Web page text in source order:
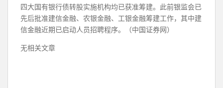
四大国有银行债转股实施机构均已获准筹建。此前银监会已
先后批准建信金融、农银金融、工银金融筹建工作，其中建
信金融近期已启动人员招聘程序。（中国证券网）
无相关文章